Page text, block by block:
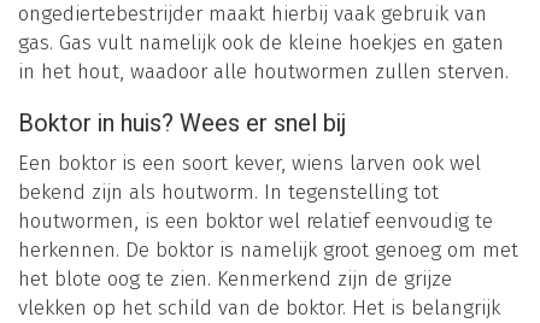
ongediertebestrijder maakt hierbij vaak gebruik van
gas. Gas vult namelijk ook de kleine hoekjes en gaten
in het hout, waadoor alle houtwormen zullen sterven.
Boktor in huis? Wees er snel bij
Een boktor is een soort kever, wiens larven ook wel
bekend zijn als houtworm. In tegenstelling tot
houtwormen, is een boktor wel relatief eenvoudig te
herkennen. De boktor is namelijk groot genoeg om met
het blote oog te zien. Kenmerkend zijn de grijze
vlekken op het schild van de boktor. Het is belangrijk